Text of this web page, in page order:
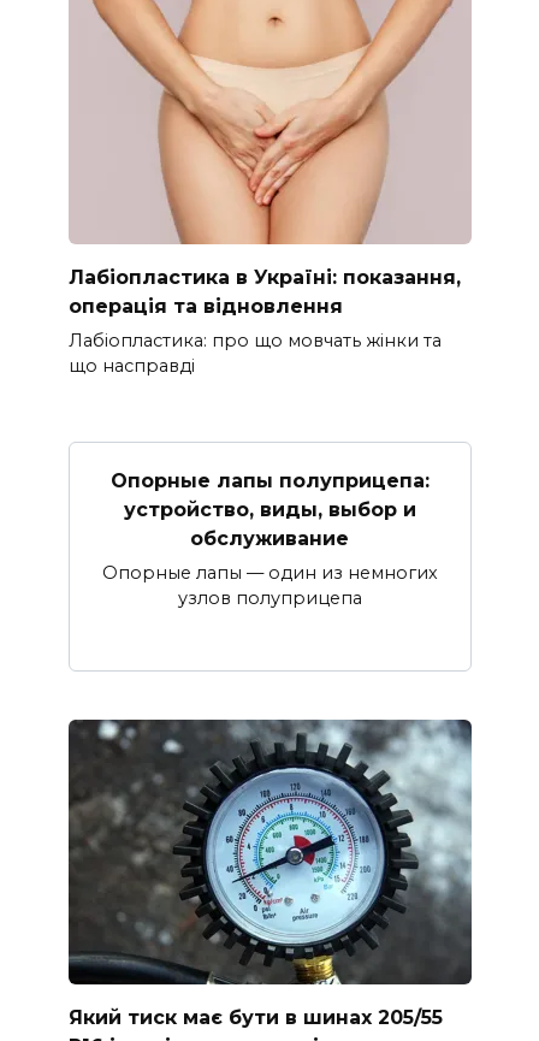
Лабіопластика в Україні: показання,
операція та відновлення
Лабіопластика: про що мовчать жінки та
що насправді
Опорные лапы полуприцепа:
устройство, виды, выбор и
обслуживание
Опорные лапы — один из немногих
узлов полуприцепа
Який тиск має бути в шинах 205/55